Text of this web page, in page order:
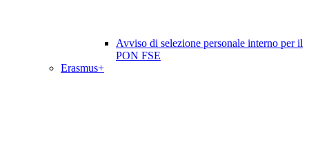
Avviso di selezione personale interno per il
PON FSE
Erasmus+